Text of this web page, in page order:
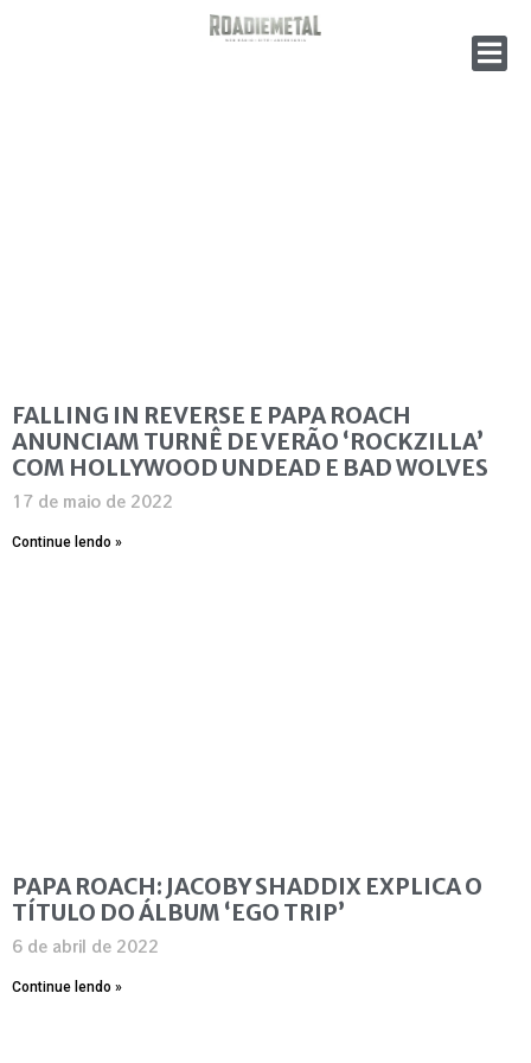
FALLING IN REVERSE E PAPA ROACH
ANUNCIAM TURNÊ DE VERÃO ‘ROCKZILLA’
COM HOLLYWOOD UNDEAD E BAD WOLVES
17 de maio de 2022
Continue lendo »
PAPA ROACH: JACOBY SHADDIX EXPLICA O
TÍTULO DO ÁLBUM ‘EGO TRIP’
6 de abril de 2022
Continue lendo »